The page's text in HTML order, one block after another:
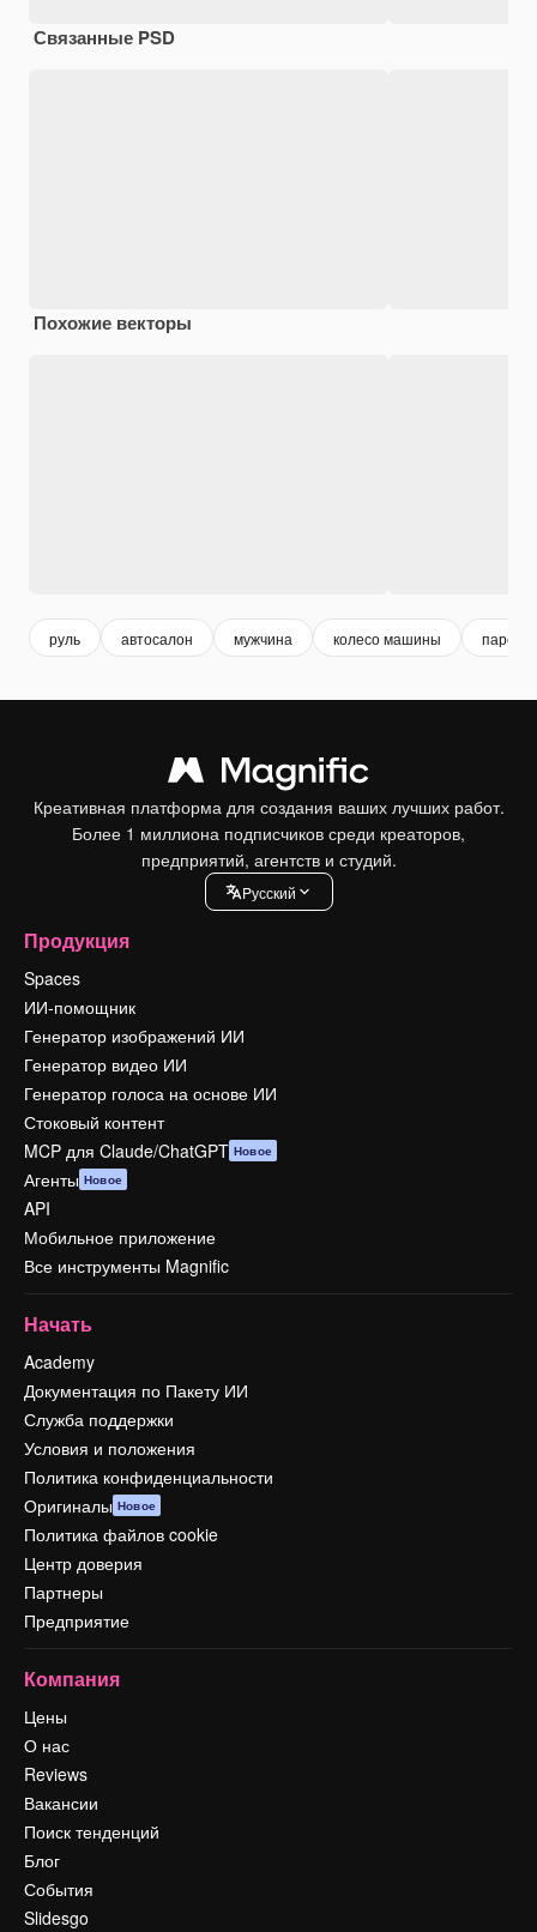
Связанные PSD
Похожие векторы
руль автосалон мужчина колесо машины парень
Креативная платформа для создания ваших лучших работ.
Более 1 миллиона подписчиков среди креаторов,
предприятий, агентств и студий.
Pусский
Продукция
Spaces
ИИ-помощник
Генератор изображений ИИ
Генератор видео ИИ
Генератор голоса на основе ИИ
Стоковый контент
MCP для Claude/ChatGPT Новое
Агенты Новое
API
Мобильное приложение
Все инструменты Magnific
Начать
Academy
Документация по Пакету ИИ
Служба поддержки
Условия и положения
Политика конфиденциальности
Оригиналы Новое
Политика файлов cookie
Центр доверия
Партнеры
Предприятие
Компания
Цены
О нас
Reviews
Вакансии
Поиск тенденций
Блог
События
Slidesgo